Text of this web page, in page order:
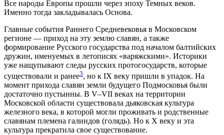
Все народы Европы прошли через эпоху Темных веков.
Именно тогда закладывалась Основа.
Главные события Раннего Средневековья в Московском
регионе — приход на эту землю славян, а также
формирование Русского государства под началом балтийских
дружин, именуемых в летописях «варяжскими». Историки
уже нащупывают следы русских протогосударств, которые
существовали и ранее3, но к IX веку пришли в упадок. На
момент прихода славян земли будущего Подмосковья были
достаточно пустынны. В V–VII веках на территории
Московской области существовала дьяковская культура
железного века, в которой могли проживать и родственные
славянам племена галиндов (голядь). Но к X веку и эта
культура прекратила свое существование.